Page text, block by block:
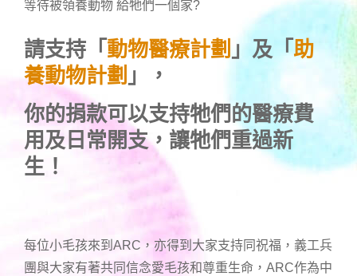
等待被領養動物 給牠們一個家?
請支持「 動物醫療計劃」及「助
養動物計劃 」，
你的捐款可以支持牠們的醫療費
用及日常開支，讓牠們重過新
生！
每位小毛孩來到ARC，亦得到大家支持同祝福，義工兵
團與大家有著共同信念愛毛孩和尊重生命，ARC作為中